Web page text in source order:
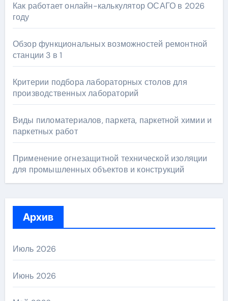
Как работает онлайн-калькулятор ОСАГО в 2026
году
Обзор функциональных возможностей ремонтной
станции 3 в 1
Критерии подбора лабораторных столов для
производственных лабораторий
Виды пиломатериалов, паркета, паркетной химии и
паркетных работ
Применение огнезащитной технической изоляции
для промышленных объектов и конструкций
Архив
Июль 2026
Июнь 2026